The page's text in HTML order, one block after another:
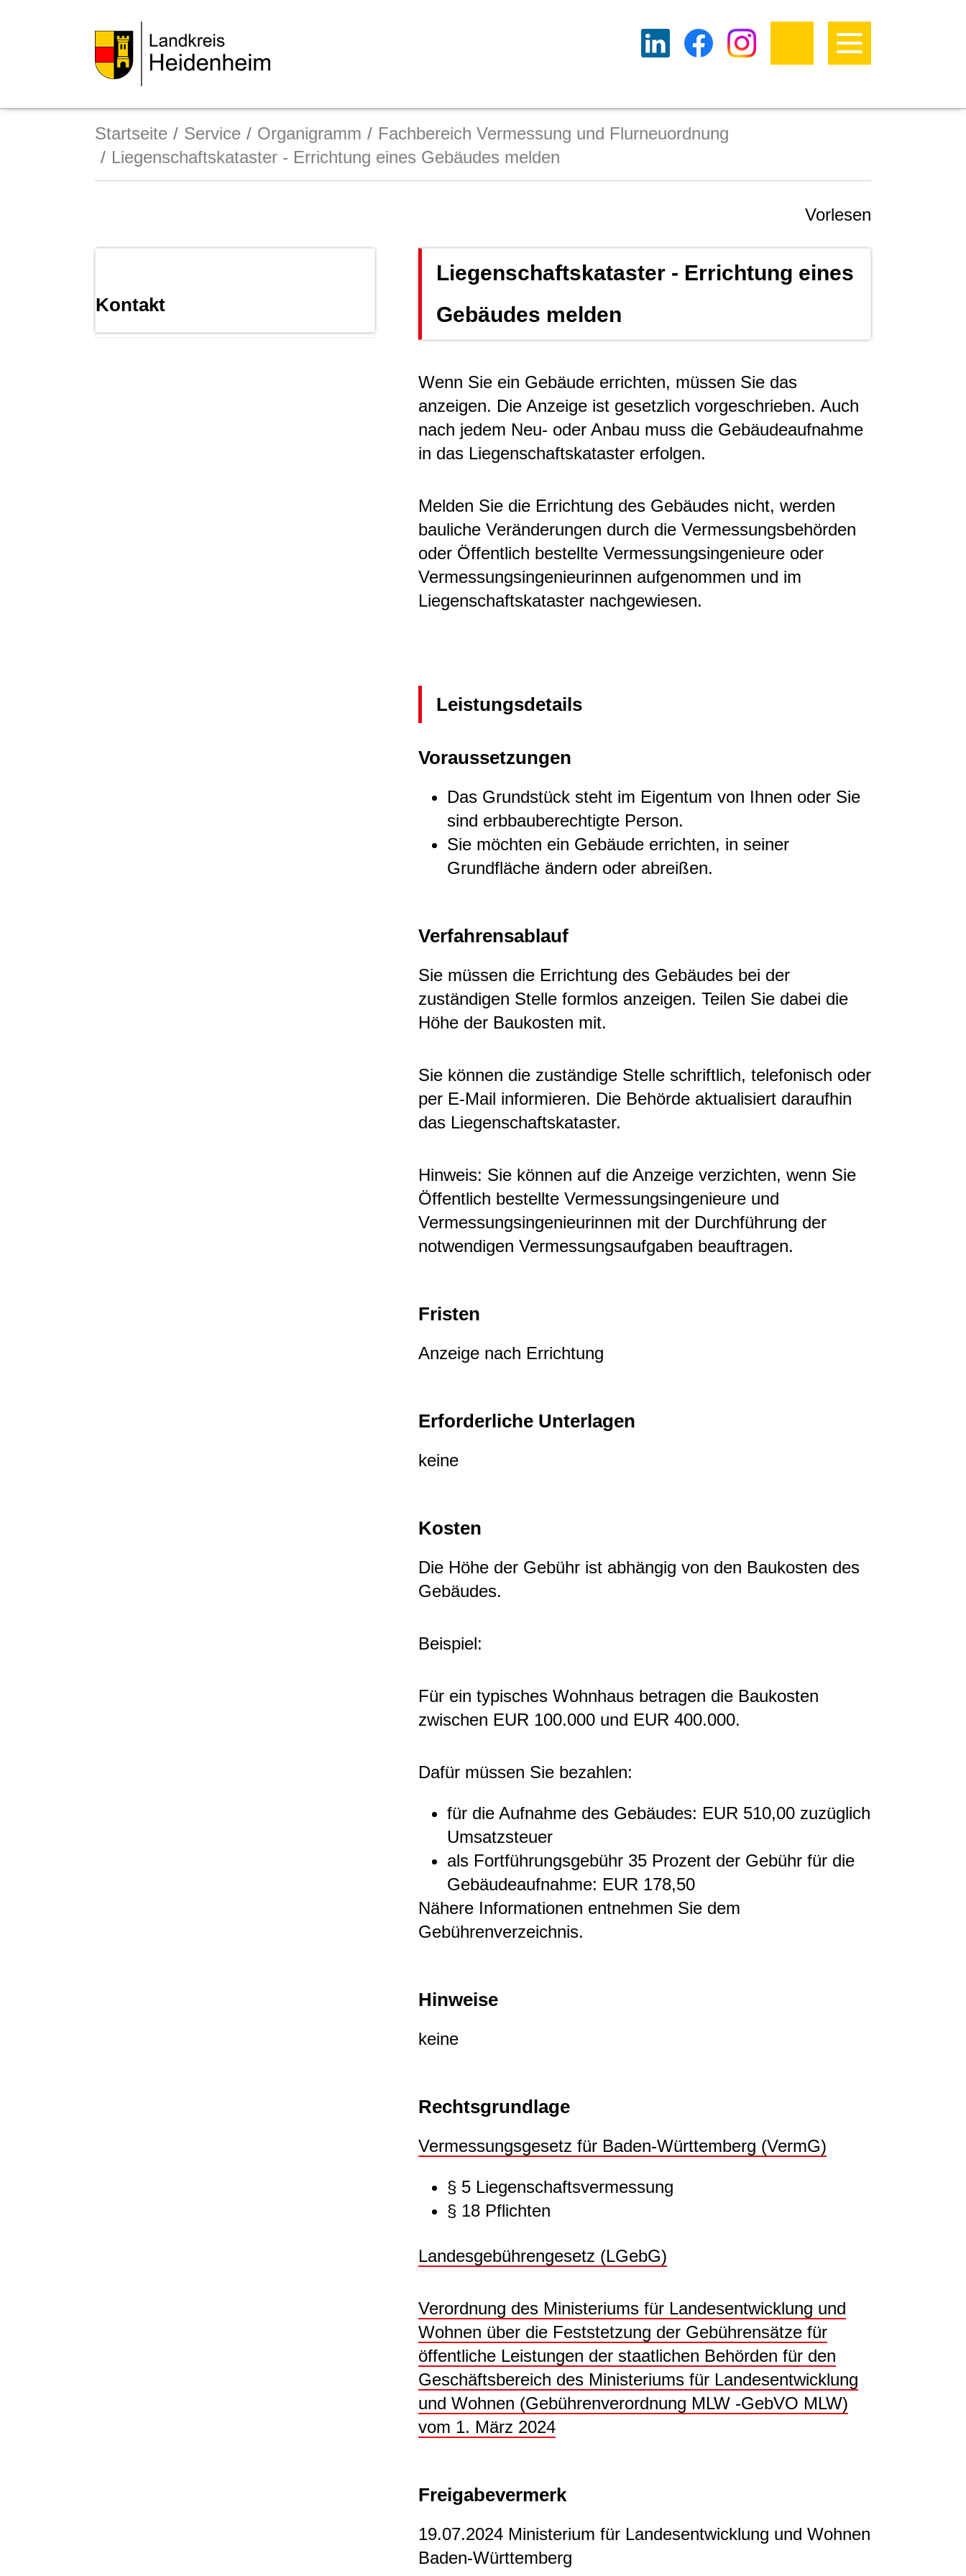
Startseite Service Organigramm
Fachbereich Vermessung und Flurneuordnung
Liegenschaftskataster - Errichtung eines Gebäudes melden
Vorlesen
Kontakt
Liegenschaftskataster - Errichtung eines
Gebäudes melden
Wenn Sie ein Gebäude errichten, müssen Sie das
anzeigen. Die Anzeige ist gesetzlich vorgeschrieben. Auch
nach jedem Neu- oder Anbau muss die Gebäudeaufnahme
in das Liegenschaftskataster erfolgen.
Melden Sie die Errichtung des Gebäudes nicht, werden
bauliche Veränderungen durch die Vermessungsbehörden
oder Öffentlich bestellte Vermessungsingenieure oder
Vermessungsingenieurinnen aufgenommen und im
Liegenschaftskataster nachgewiesen.
Leistungsdetails
Voraussetzungen
Das Grundstück steht im Eigentum von Ihnen oder Sie
sind erbbauberechtigte Person.
Sie möchten ein Gebäude errichten, in seiner
Grundfläche ändern oder abreißen.
Verfahrensablauf
Sie müssen die Errichtung des Gebäudes bei der
zuständigen Stelle formlos anzeigen. Teilen Sie dabei die
Höhe der Baukosten mit.
Sie können die zuständige Stelle schriftlich, telefonisch oder
per E-Mail informieren. Die Behörde aktualisiert daraufhin
das Liegenschaftskataster.
Hinweis: Sie können auf die Anzeige verzichten, wenn Sie
Öffentlich bestellte Vermessungsingenieure und
Vermessungsingenieurinnen mit der Durchführung der
notwendigen Vermessungsaufgaben beauftragen.
Fristen
Anzeige nach Errichtung
Erforderliche Unterlagen
keine
Kosten
Die Höhe der Gebühr ist abhängig von den Baukosten des
Gebäudes.
Beispiel:
Für ein typisches Wohnhaus betragen die Baukosten
zwischen EUR 100.000 und EUR 400.000.
Dafür müssen Sie bezahlen:
für die Aufnahme des Gebäudes: EUR 510,00 zuzüglich
Umsatzsteuer
als Fortführungsgebühr 35 Prozent der Gebühr für die
Gebäudeaufnahme: EUR 178,50
Nähere Informationen entnehmen Sie dem
Gebührenverzeichnis.
Hinweise
keine
Rechtsgrundlage
Vermessungsgesetz für Baden-Württemberg (VermG)
§ 5 Liegenschaftsvermessung
§ 18 Pflichten
Landesgebührengesetz (LGebG)
Verordnung des Ministeriums für Landesentwicklung und
Wohnen über die Feststetzung der Gebührensätze für
öffentliche Leistungen der staatlichen Behörden für den
Geschäftsbereich des Ministeriums für Landesentwicklung
und Wohnen (Gebührenverordnung MLW -GebVO MLW)
vom 1. März 2024
Freigabevermerk
19.07.2024 Ministerium für Landesentwicklung und Wohnen
Baden-Württemberg